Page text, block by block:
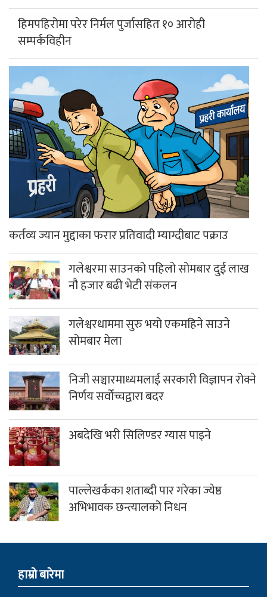
हिमपहिरोमा परेर निर्मल पुर्जासहित १० आरोही
सम्पर्कविहीन
कर्तव्य ज्यान मुद्दाका फरार प्रतिवादी म्याग्दीबाट पक्राउ
गलेश्वरमा साउनको पहिलो सोमबार दुई लाख
नौ हजार बढी भेटी संकलन
गलेश्वरधाममा सुरु भयो एकमहिने साउने
सोमबार मेला
निजी सञ्चारमाध्यमलाई सरकारी विज्ञापन रोक्ने
निर्णय सर्वोच्चद्वारा बदर
अबदेखि भरी सिलिण्डर ग्यास पाइने
पाल्लेखर्कका शताब्दी पार गरेका ज्येष्ठ
अभिभावक छन्त्यालको निधन
हाम्राे बारेमा